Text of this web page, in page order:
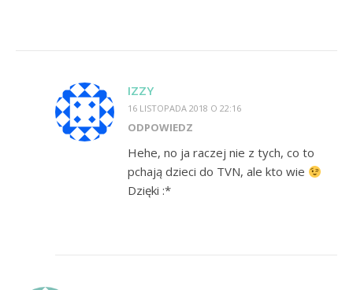
IZZY
16 LISTOPADA 2018 O 22:16
ODPOWIEDZ
Hehe, no ja raczej nie z tych, co to
pchają dzieci do TVN, ale kto wie
Dzięki :*